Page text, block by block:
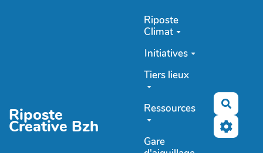
Riposte
Creative Bzh
Riposte
Climat
Initiatives
Tiers lieux
Ressources
Gare